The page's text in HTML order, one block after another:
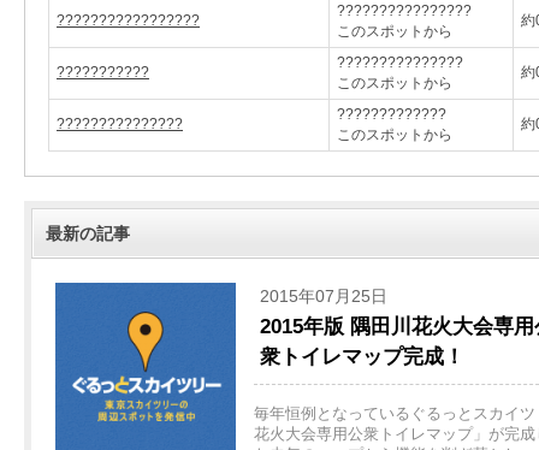
?????????????????
????????????????
このスポットから
約
???????????
???????????????
このスポットから
約
???????????????
?????????????
このスポットから
約
最新の記事
2015年07月25日
2015年版 隅田川花火大会専用
衆トイレマップ完成！
毎年恒例となっているぐるっとスカイ
花火大会専用公衆トイレマップ」が完